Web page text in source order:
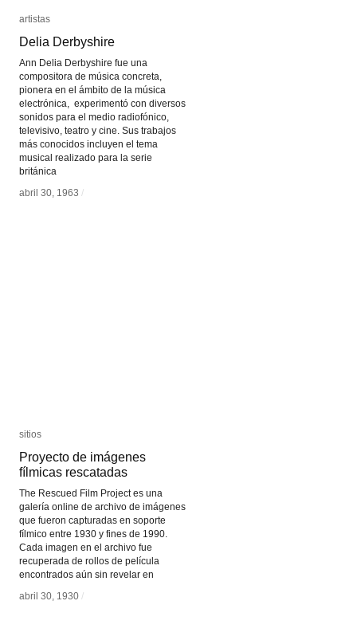
artistas
Delia Derbyshire
Ann Delia Derbyshire fue una
compositora de música concreta,
pionera en el ámbito de la música
electrónica, experimentó con diversos
sonidos para el medio radiofónico,
televisivo, teatro y cine. Sus trabajos
más conocidos incluyen el tema
musical realizado para la serie
británica
abril 30, 1963 /
artistas
Delia Derbyshire
abril 30, 1963 /
sitios
Proyecto de imágenes
fílmicas rescatadas
The Rescued Film Project es una
galería online de archivo de imágenes
que fueron capturadas en soporte
fílmico entre 1930 y fines de 1990.
Cada imagen en el archivo fue
recuperada de rollos de película
encontrados aún sin revelar en
abril 30, 1930 /
sitios
Proyecto de imágenes
fílmicas rescatadas
abril 30, 1930 /